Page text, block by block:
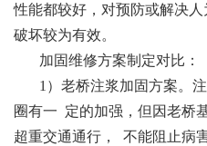
性能都较好，对预防或解决
破坏较为有效。
加固维修方案制定对比：
1）老桥注浆加固方案。
圈有一 定的加强，但因老桥
超重交通通行， 不能阻止病